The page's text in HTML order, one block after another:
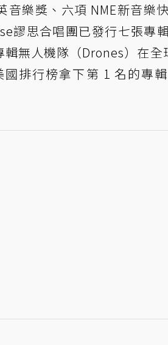
樂獎、六項 NME新音樂
謬思合唱團已發行七張專
無人機隊（Drones）在全
排行榜拿下第 1 名的專